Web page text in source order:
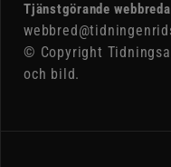
Tjänstgörande
© Copyright
och bild.